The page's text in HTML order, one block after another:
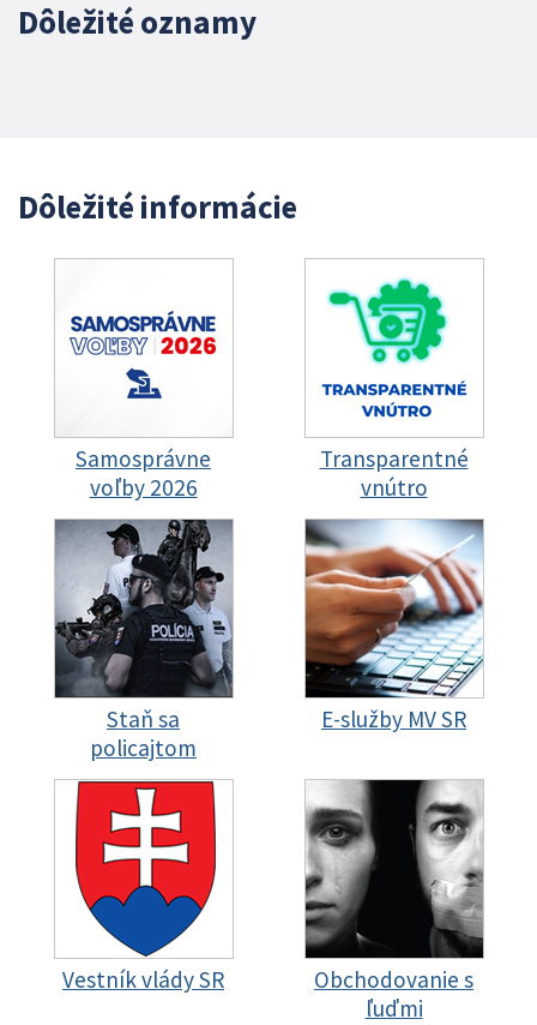
Dôležité oznamy
Dôležité informácie
Samosprávne
voľby 2026
Transparentné
vnútro
Staň sa
policajtom
E-služby MV SR
Vestník vlády SR
Obchodovanie s
ľuďmi